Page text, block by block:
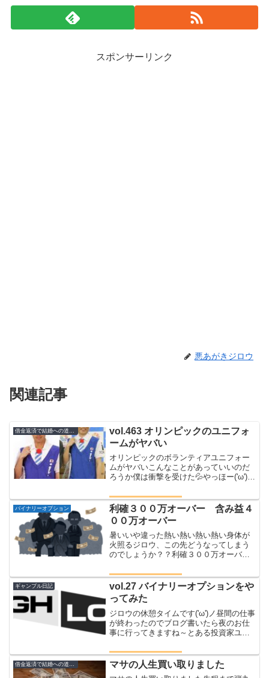
スポンサーリンク
悪あがきジロウ
関連記事
vol.463 オリンピックのユニフォ
ームがヤバい
オリンピックのボランティアユニフォー
ムがヤバいこんなことがあっていいのだ
ろうか僕は衝撃を受けた💦やっほー('ω')ノ
ないあいだにこんなことになっていただ
なんてみんな知ってたの？？オリンピッ
クが延...
バイナリーオプション
利確３００万オーバー 含み益４
００万オーバー
暑いいや違った熱い熱い熱い熱い身体が
火照るジロウ、この先どうなってしまう
のでしょうか？？利確３００万オーバ
ﾊｧちょっとやばい誰か助けてくれ冷静で
いることが難しいもしかしたら今日はオ
リンピックバブ...
ギャンブル日記
vol.27 バイナリーオプションをや
ってみた
ジロウの休憩タイムです('ω')ノ昼間の仕事
が終わったのでブログ書いたら夜のお仕
事に行ってきますね～とある投資家ユー
ーオプションというものがありますその
投資いわくバイナリーオプションは簡単
ですよ～とのこと...
マサの人生買い取りました